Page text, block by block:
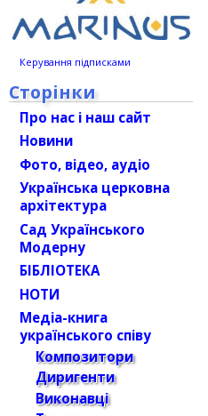
Керування підписками
Сторінки
Про нас і наш сайт
Новини
Фото, відео, аудіо
Українська церковна
архітектура
Сад Українського
Модерну
БІБЛІОТЕКА
НОТИ
Медіа-книга
українського співу
Композитори
Диригенти
Виконавці